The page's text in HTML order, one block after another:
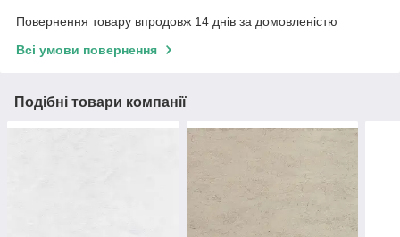
Повернення товару впродовж 14 днів за домовленістю
Всі умови повернення
Подібні товари компанії